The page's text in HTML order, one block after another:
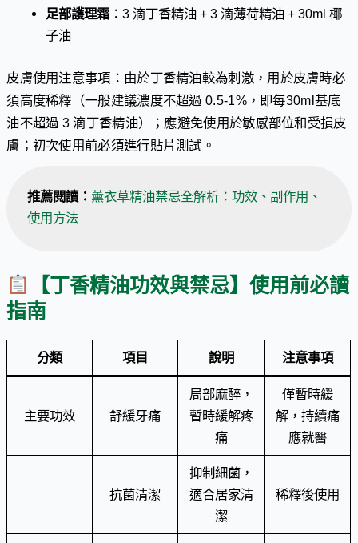
足部護理霜 ：3 滴丁香精油 + 3 滴薄荷精油 + 30ml 椰
子油
皮膚使用注意事項：由於丁香精油較為刺激，用於皮膚時必
須高度稀釋（一般建議濃度不超過 0.5-1%，即每30ml基底
油不超過 3 滴丁香精油）；應避免使用於敏感部位和受損皮
膚；初次使用前必須進行貼片測試。
推薦閱讀： 薰衣草精油禁忌全解析：功效、副作用、
使用方法
【丁香精油功效與禁忌】使用前必讀
指南
分類 項目 說明 注意事項
主要功效 舒緩牙痛
局部麻醉，
暫時緩解疼
痛
僅暫時緩
解，持續痛
應就醫
抗菌清潔
抑制細菌，
適合居家清
潔
稀釋後使用